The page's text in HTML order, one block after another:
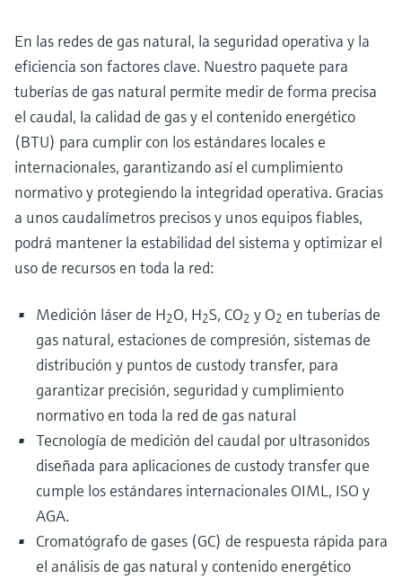
En las redes de gas natural, la seguridad operativa y la
eficiencia son factores clave. Nuestro paquete para
tuberías de gas natural permite medir de forma precisa
el caudal, la calidad de gas y el contenido energético
(BTU) para cumplir con los estándares locales e
internacionales, garantizando así el cumplimiento
normativo y protegiendo la integridad operativa. Gracias
a unos caudalímetros precisos y unos equipos fiables,
podrá mantener la estabilidad del sistema y optimizar el
uso de recursos en toda la red:
Medición láser de H2O, H2S, CO2 y O2 en tuberías de
gas natural, estaciones de compresión, sistemas de
distribución y puntos de custody transfer, para
garantizar precisión, seguridad y cumplimiento
normativo en toda la red de gas natural
Tecnología de medición del caudal por ultrasonidos
diseñada para aplicaciones de custody transfer que
cumple los estándares internacionales OIML, ISO y
AGA.
Cromatógrafo de gases (GC) de respuesta rápida para
el análisis de gas natural y contenido energético